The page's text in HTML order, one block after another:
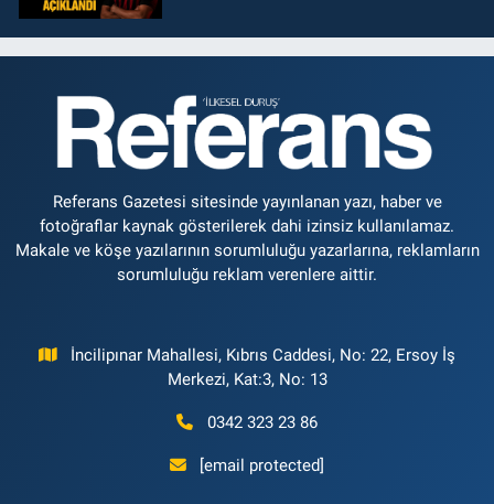
Referans Gazetesi sitesinde yayınlanan yazı, haber ve
fotoğraflar kaynak gösterilerek dahi izinsiz kullanılamaz.
Makale ve köşe yazılarının sorumluluğu yazarlarına, reklamların
sorumluluğu reklam verenlere aittir.
İncilipınar Mahallesi, Kıbrıs Caddesi, No: 22, Ersoy İş
Merkezi, Kat:3, No: 13
0342 323 23 86
[email protected]